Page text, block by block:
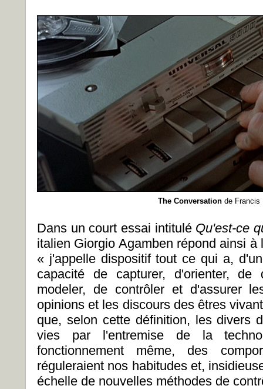
The Conversation de Francis
Dans un court essai intitulé Qu'est-ce
italien Giorgio Agamben répond ainsi
« j'appelle dispositif tout ce qui a,
capacité de capturer, d'orienter, de
modeler, de contrôler et d'assurer
opinions et les discours des êtres
que, selon cette définition, les divers
vies par l'entremise de la
fonctionnement même, des
réguleraient nos habitudes et,
échelle de nouvelles méthodes de